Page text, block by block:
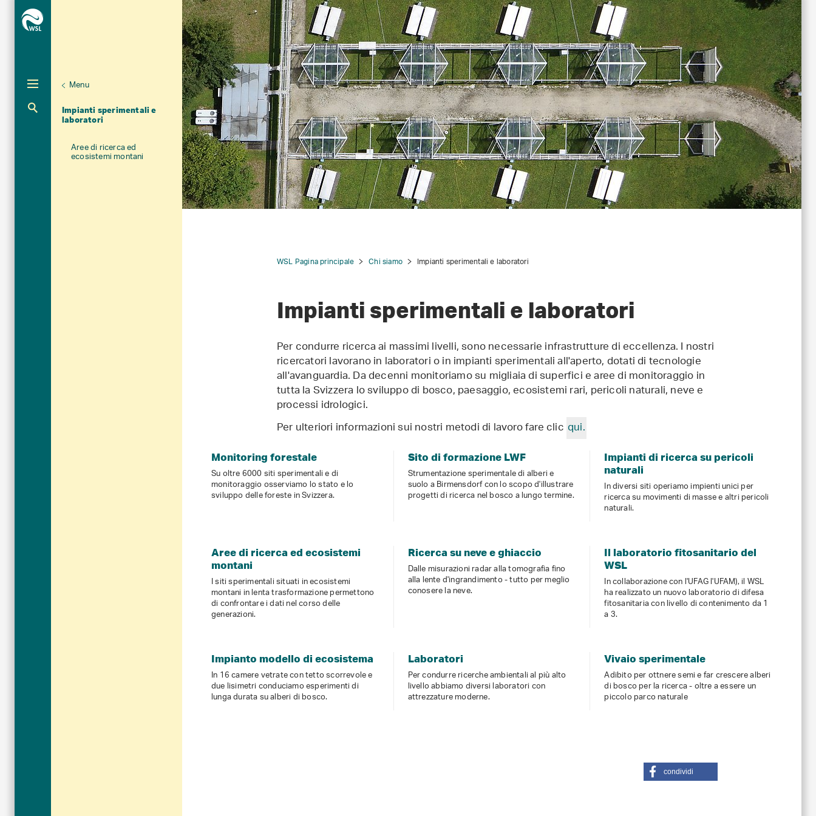
Chi siamo
Unternavigation
Menu
Impianti sperimentali e
laboratori
Aktuelle Navigation
Aree di ricerca ed
ecosistemi montani
WSL Pagina principale Chi siamo Impianti sperimentali e laboratori
Impianti sperimentali e laboratori
Per condurre ricerca ai massimi livelli, sono necessarie infrastrutture di eccellenza. I nostri
ricercatori lavorano in laboratori o in impianti sperimentali all'aperto, dotati di tecnologie
all'avanguardia. Da decenni monitoriamo su migliaia di superfici e aree di monitoraggio in
tutta la Svizzera lo sviluppo di bosco, paesaggio, ecosistemi rari, pericoli naturali, neve e
processi idrologici.
Per ulteriori informazioni sui nostri metodi di lavoro fare clicqui.
Monitoring forestale
Su oltre 6000 siti sperimentali e di
monitoraggio osserviamo lo stato e lo
sviluppo delle foreste in Svizzera.
Sito di formazione LWF
Strumentazione sperimentale di alberi e
suolo a Birmensdorf con lo scopo d'illustrare
progetti di ricerca nel bosco a lungo termine.
Impianti di ricerca su pericoli
naturali
In diversi siti operiamo impienti unici per
ricerca su movimenti di masse e altri pericoli
naturali.
Aree di ricerca ed ecosistemi
montani
I siti sperimentali situati in ecosistemi
montani in lenta trasformazione permettono
di confrontare i dati nel corso delle
generazioni.
Ricerca su neve e ghiaccio
Dalle misurazioni radar alla tomografia fino
alla lente d'ingrandimento - tutto per meglio
conosere la neve.
Il laboratorio fitosanitario del
WSL
In collaborazione con l'UFAG l'UFAM), il WSL
ha realizzato un nuovo laboratorio di difesa
fitosanitaria con livello di contenimento da 1
a 3.
Impianto modello di ecosistema
In 16 camere vetrate con tetto scorrevole e
due lisimetri conduciamo esperimenti di
lunga durata su alberi di bosco.
Laboratori
Per condurre ricerche ambientali al più alto
livello abbiamo diversi laboratori con
attrezzature moderne.
Vivaio sperimentale
Adibito per ottnere semi e far crescere alberi
di bosco per la ricerca - oltre a essere un
piccolo parco naturale
condividi